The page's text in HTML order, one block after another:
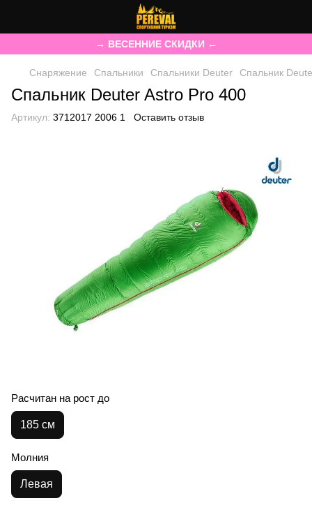
→ ВЕСЕННИЕ СКИДКИ ←
Снаряжение Спальники Спальники Deuter Спальник
Спальник Deuter Astro Pro 400
Артикул: 3712017 2006 1 Оставить отзыв
Расчитан на рост до
185 см
Молния
Левая